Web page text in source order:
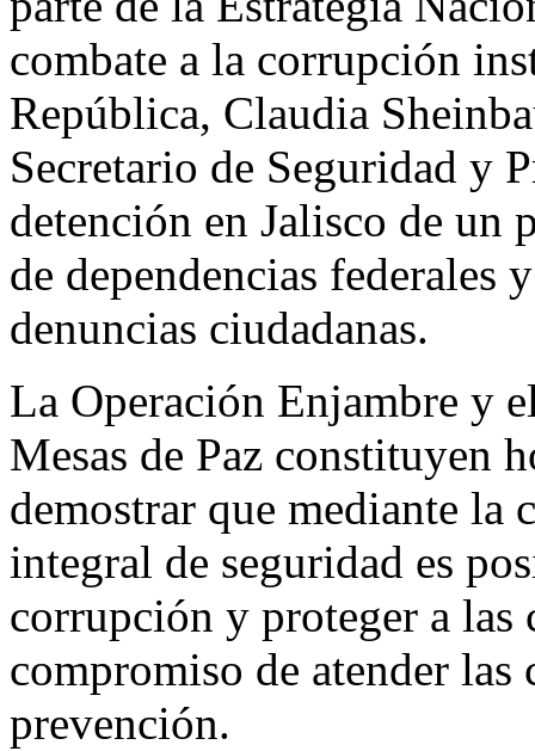
combate a la corrupción
República, Claudia
Secretario de Seguridad y
detención en Jalisco de un
de dependencias federales
denuncias ciudadanas.
La Operación Enjambre y
Mesas de Paz constituyen
demostrar que mediante
integral de seguridad es
corrupción y proteger a las
compromiso de atender las
prevención.